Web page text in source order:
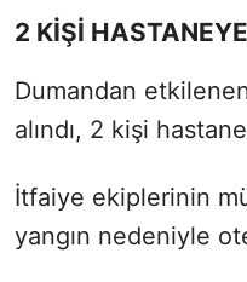
2 KİŞİ
Dumandan
alındı, 2 kişi
İtfaiye ekiplerinin
yangın nedeniyle